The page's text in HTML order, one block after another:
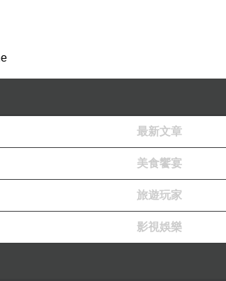
最新文章
美食饗宴
旅遊玩家
影視娛樂